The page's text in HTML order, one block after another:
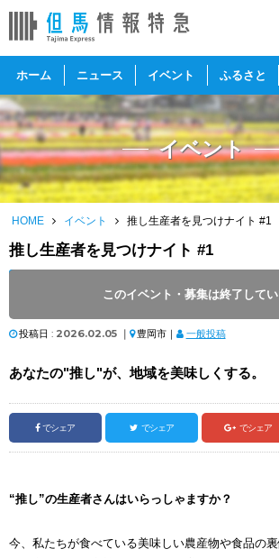
ホーム ニュース イベント ふるさと
イベント
HOME イベント 推し生産者を見つけナイト #1
推し生産者を見つけナイト #1
このイベント・募集は終了して
開催時間 : 18:00 ～ 20:30
投稿日 : 2026.02.05 ｜ 豊岡市｜ 一般投稿
あなたの"推し"が、地域を美味しくする。
でシェア でシェア でシェア
“推し”の生産者さんはいらっしゃますか？
今、私たちが食べている美味しい農産物や食品の裏